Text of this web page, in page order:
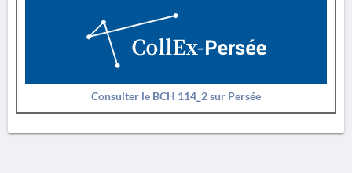
Consulter le BCH 114_2 sur Persée